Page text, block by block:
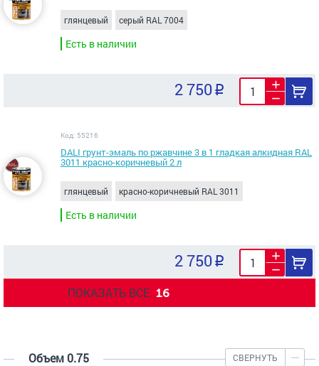
глянцевый серый RAL 7004
Есть в наличии
2 750
Код: 55216
DALI грунт-эмаль по ржавчине 3 в 1 гладкая алкидная RAL
3011 красно-коричневый 2 л
глянцевый красно-коричневый RAL 3011
Есть в наличии
2 750
ПОКАЗАТЬ ВСЕ 16
Объем 0.75 СВЕРНУТЬ